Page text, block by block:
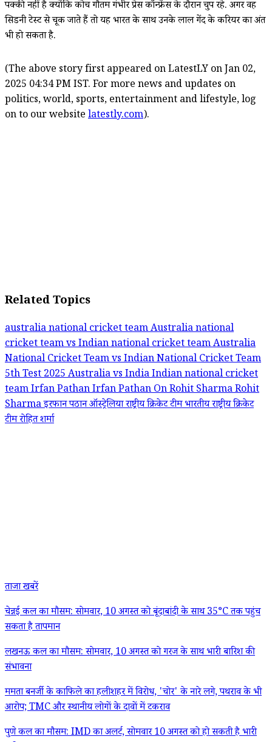
पक्की नहीं है क्योंकि कोच गौतम गंभीर प्रेस कॉन्फ्रेंस के दौरान चुप रहे. अगर वह
सिडनी टेस्ट से चूक जाते हैं तो यह भारत के साथ उनके लाल गेंद के करियर का अंत
भी हो सकता है.
(The above story first appeared on LatestLY on Jan 02,
2025 04:34 PM IST. For more news and updates on
politics, world, sports, entertainment and lifestyle, log
on to our website latestly.com).
Related Topics
australia national cricket teamAustralia national
cricket team vs Indian national cricket teamAustralia
National Cricket Team vs Indian National Cricket Team
5th Test 2025Australia vs IndiaIndian national cricket
teamIrfan PathanIrfan Pathan On Rohit SharmaRohit
Sharmaइरफान पठानऑस्ट्रेलिया राष्ट्रीय क्रिकेट टीमभारतीय राष्ट्रीय क्रिकेट
टीमरोहित शर्मा
ताजा खबरें
चेन्नई कल का मौसम: सोमवार, 10 अगस्त को बूंदाबांदी के साथ 35°C तक पहुंच
सकता है तापमान
लखनऊ कल का मौसम: सोमवार, 10 अगस्त को गरज के साथ भारी बारिश की
संभावना
ममता बनर्जी के काफिले का हलीशहर में विरोध, 'चोर' के नारे लगे, पथराव के भी
आरोप; TMC और स्थानीय लोगों के दावों में टकराव
पुणे कल का मौसम: IMD का अलर्ट, सोमवार 10 अगस्त को हो सकती है भारी